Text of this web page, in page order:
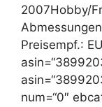
2007Hobby/
Preisempf.:
num=“0″